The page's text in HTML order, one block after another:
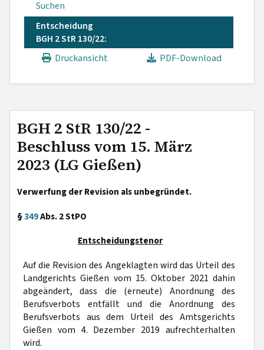
Suchen
Entscheidung
BGH 2 StR 130/22:
Druckansicht
PDF-Download
BGH 2 StR 130/22 -
Beschluss vom 15. März
2023 (LG Gießen)
Verwerfung der Revision als unbegründet.
§349Abs. 2 StPO
Entscheidungstenor
Auf die Revision des Angeklagten wird das Urteil des
Landgerichts Gießen vom 15. Oktober 2021 dahin
abgeändert, dass die (erneute) Anordnung des
Berufsverbots entfällt und die Anordnung des
Berufsverbots aus dem Urteil des Amtsgerichts
Gießen vom 4. Dezember 2019 aufrechterhalten
wird.